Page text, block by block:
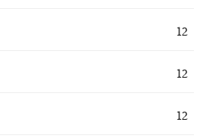
12
12
12